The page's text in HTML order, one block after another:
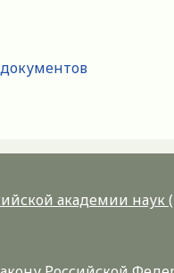
академии